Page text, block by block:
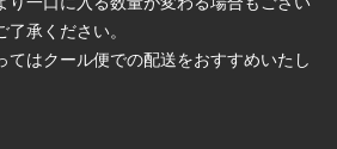
了承ください。
てはクール便での配送をおすすめいたし